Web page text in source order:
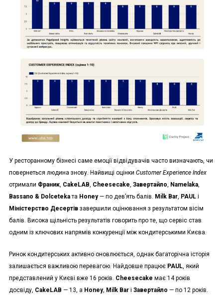
У ресторанному бізнесі саме емоції відвідувачів часто визначають, чи
повернеться людина знову. Найвищі оцінки Customer Experience Index
отримали Франик, CakeLAB, Cheesecake, Завертайло, Namelaka,
Bassano & Dolcetekaта Honey— по дев’ять балів. Milk Bar, PAULі
Міністерство Десертівзавершили оцінювання з результатом вісім
балів. Висока щільність результатів говорить про те, що сервіс став
одним із ключових напрямів конкуренції між кондитерськими Києва.
Ринок кондитерських активно оновлюється, однак багаторічна історія
залишається важливою перевагою. Найдовше працює PAUL, який
представлений у Києві вже 16 років. Cheesecake має 14 років
досвіду, CakeLAB — 13, а Honey, Milk Barі Завертайло — по 12 років.